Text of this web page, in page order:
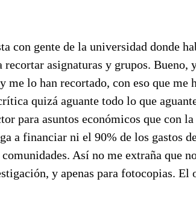
con gente de la universidad donde
asignaturas y grupos. Bueno,
me lo han recortado, con eso que
quizá aguante todo lo que
para asuntos económicos que con
a financiar ni el 90% de los gastos
Así no me extraña que
y apenas para fotocopias. El